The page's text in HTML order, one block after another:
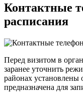
Контактные
расписания
Перед визитом в
заранее уточнить
районах установлены
предназначена для